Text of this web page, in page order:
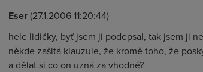
Eser(27.1.2006 11:20:44)
hele lidičky, byť jsem ji podepsal, tak jsem ji
někde zašitá klauzule, že kromě toho, že
a dělat si co on uzná za vhodné?